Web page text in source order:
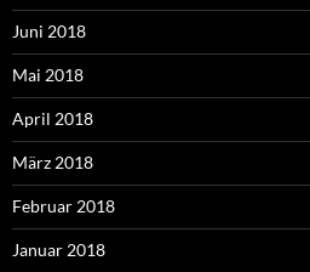
Juni 2018
Mai 2018
April 2018
März 2018
Februar 2018
Januar 2018